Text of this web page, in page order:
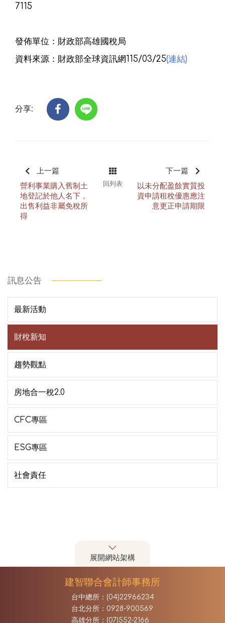
7115
發佈單位：財政部高雄國稅局
資料來源：財政部全球資訊網115/03/25(連結)
分享:
上一篇
營利事業購入舊制土
地登記於他人名下，
出售利益非屬免稅所
得
回列表
下一篇
以未分配盈餘實質投
資申請租稅優惠應注
意更正申請期限
訊息公告
最新活動
財稅新知
趨勢觀點
房地合一稅2.0
CFC專區
ESG專區
社會責任
展開網站架構
建智聯合會計師事務所
台中總所：(04)22966234
台北分所：0928-900569
高雄分所：(07)552-2166